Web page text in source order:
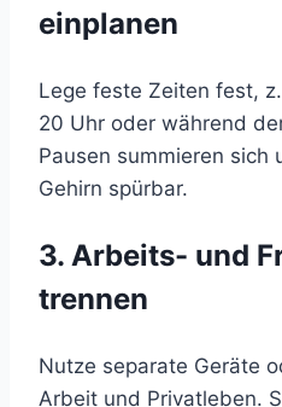
einplanen
Lege feste Zeiten fest,
20 Uhr oder während
Pausen summieren sich
Gehirn spürbar.
3. Arbeits- und
trennen
Nutze separate Geräte
Arbeit und Privatleben.